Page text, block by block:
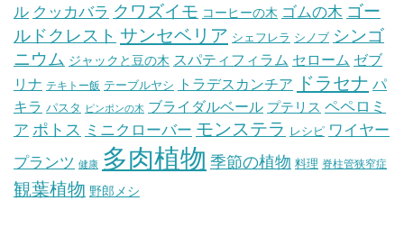
ル クッカバラ クワズイモ コーヒーの木 ゴムの木 ゴー
ルドクレスト サンセベリア シェフレラ シノブ シンゴ
ニウム ジャックと豆の木 スパティフィラム セローム ゼブ
リナ テキトー飯 テーブルヤシ トラデスカンチア ドラセナ パ
キラ パスタ ピンポンの木 ブライダルベール プテリス ペペロミ
ア ポトス ミニクローバー モンステラ レシピ ワイヤー
プランツ 健康 多肉植物 季節の植物 料理 脊柱管狭窄症
観葉植物 野郎メシ